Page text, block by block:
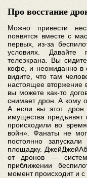
Про восстание
Можно привести
появятся вместе с
первых, из-за
условиях.
телеэкрана. Вы
кофе, и неожиданно в
видите, что там
настоящее вторжение
вы можете как-то
снимает дрон. А кому
А если вы этот дрон
имущества предъявят
происходили во
войн». Фанаты не
постоянно
площадку.
от дронов —
приближении
момент происходит и